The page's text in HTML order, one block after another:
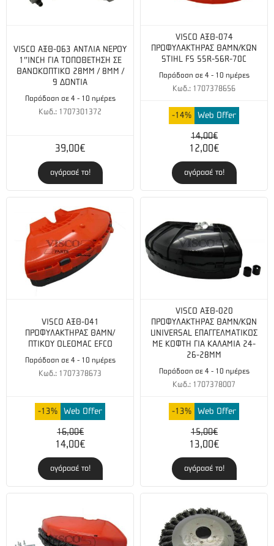
VISCO ΑΞΘ-063 ΑΝΤΛΙΑ ΝΕΡΟΥ
1″INCH ΓΙΑ ΤΟΠΟΘΕΤΗΣΗ ΣΕ
ΘΑΝΟΚΟΠΤΙΚΟ 28ΜΜ / 8ΜΜ /
9 ΔΟΝΤΙΑ
Παράδοση σε 4 - 10 ημέρες
Κωδ.: 1707301372
39,00€
αγόρασέ το!
VISCO ΑΞΘ-074
ΠΡΟΦΥΛΑΚΤΗΡΑΣ ΘΑΜΝ/ΚΩΝ
STIHL FS 55R-56R-70C
Παράδοση σε 4 - 10 ημέρες
Κωδ.: 1707378656
-14% Web Offer
14,00€
12,00€
αγόρασέ το!
VISCO ΑΞΘ-041
ΠΡΟΦΥΛΑΚΤΗΡΑΣ ΘΑΜΝ/
ΠΤΙΚΟΥ OLEOMAC EFCO
Παράδοση σε 4 - 10 ημέρες
Κωδ.: 1707378673
-13% Web Offer
16,00€
14,00€
αγόρασέ το!
VISCO ΑΞΘ-020
ΠΡΟΦΥΛΑΚΤΗΡΑΣ ΘΑΜΝ/ΚΩΝ
UNIVERSAL ΕΠΑΓΓΕΛΜΑΤΙΚΟΣ
ΜΕ ΚΟΦΤΗ ΓΙΑ ΚΑΛΑΜΙΑ 24-
26-28ΜΜ
Παράδοση σε 4 - 10 ημέρες
Κωδ.: 1707378007
-13% Web Offer
15,00€
13,00€
αγόρασέ το!